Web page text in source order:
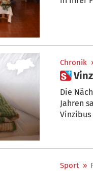
Chronik

Die
Jahren
Sport »